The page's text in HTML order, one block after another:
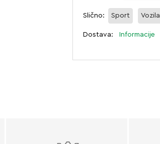
Slično: Sport Vozila
Dostava: Informacije